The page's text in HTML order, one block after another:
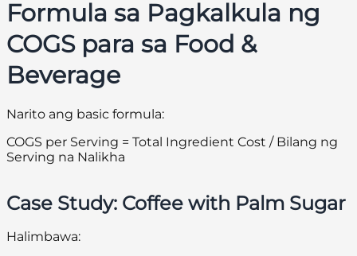
Formula sa Pagkalkula ng
COGS para sa Food &
Beverage
Narito ang basic formula:
COGS per Serving = Total Ingredient Cost / Bilang ng
Serving na Nalikha
Case Study: Coffee with Palm Sugar
Halimbawa: